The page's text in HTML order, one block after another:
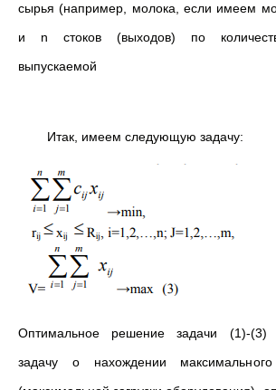
сырья (например, молока, если имеем
и n стоков (выходов) по
выпускаемой
Итак, имеем следующую задачу:
Оптимальное решение задачи (1)-(3)
задачу о нахождении